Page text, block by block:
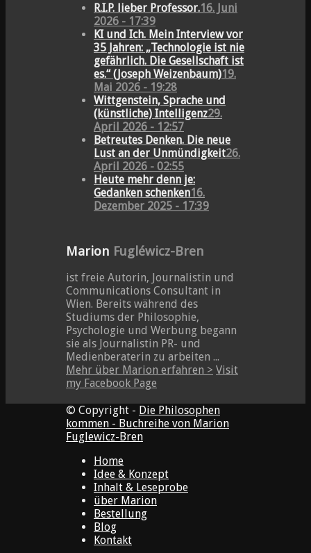
R.I.P. lieber Professor.16. Juni
2026 - 17:39
KI und Ich. Mein Interview vor
35 Jahren: „Technologie ist nie
gefährlich. Die Gesellschaft ist
es.“ (Joseph Weizenbaum)19.
Mai 2026 - 19:28
Wittgenstein, Sprache und
(künstliche) Intelligenz29.
April 2026 - 12:57
Betreutes Denken. Die neue
Lust an der Unmündigkeit26.
April 2026 - 02:55
Heute mehr denn je:
Gedanken schenken16.
Dezember 2025 - 17:39
Marion Fugléwicz-Bren
ist freie Autorin, Journalistin und
Communications Consultant in
Wien. Bereits während des
Studiums der Philosophie,
Psychologie und Werbung begann
sie als Journalistin PR- und
Medienberaterin zu arbeiten ...
Mehr über Marion erfahren > Visit
my Facebook Page
© Copyright - Die Philosophen
kommen - Buchreihe von Marion
Fuglewicz-Bren
Home
Idee & Konzept
Inhalt & Leseprobe
über Marion
Bestellung
Blog
Kontakt